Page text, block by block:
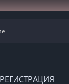
РЕГИСТРАЦИЯ